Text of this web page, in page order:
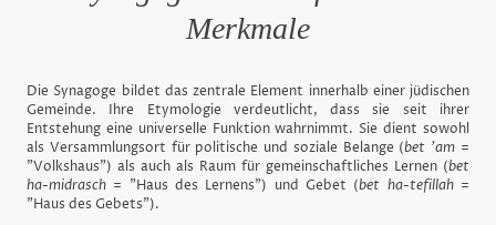
Merkmale
Die Synagoge bildet das zentrale Element innerhalb einer jüdischen
Gemeinde. Ihre Etymologie verdeutlicht, dass sie seit ihrer
Entstehung eine universelle Funktion wahrnimmt. Sie dient sowohl
als Versammlungsort für politische und soziale Belange (bet 'am =
"Volkshaus") als auch als Raum für gemeinschaftliches Lernen (bet
ha-midrasch = "Haus des Lernens") und Gebet (bet ha-tefillah =
"Haus des Gebets").